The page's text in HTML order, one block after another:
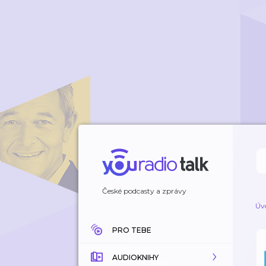
České podcasty a zprávy
PRO TEBE
AUDIOKNIHY